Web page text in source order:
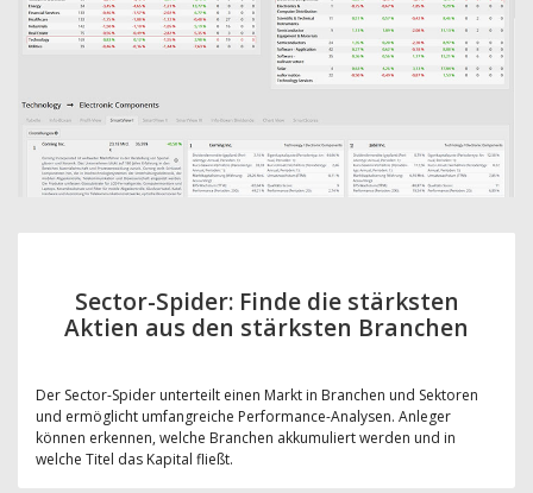
Sector-Spider: Finde die stärksten
Aktien aus den stärksten Branchen
Der Sector-Spider unterteilt einen Markt in Branchen und Sektoren
und ermöglicht umfangreiche Performance-Analysen. Anleger
können erkennen, welche Branchen akkumuliert werden und in
welche Titel das Kapital fließt.